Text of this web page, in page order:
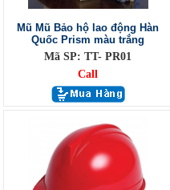
Mũ Mũ Bảo hộ lao động Hàn
Quốc Prism màu trắng
Mã SP: TT- PR01
Call